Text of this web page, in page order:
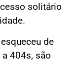
solitário
de
404s, são